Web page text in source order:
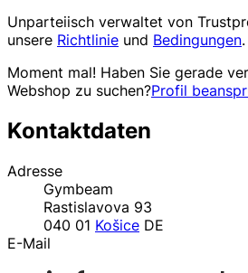
Unparteiisch verwaltet von
unsere Richtlinie und Bedingungen.
Moment mal! Haben Sie gerade
Webshop zu suchen?Profil
Kontaktdaten
Adresse
Gymbeam
Rastislavova 93
040 01 Košice DE
E-Mail